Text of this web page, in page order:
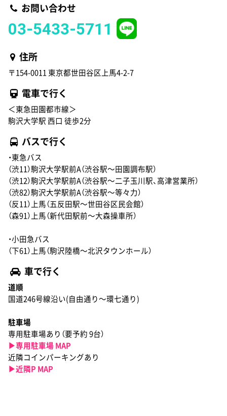
お問い合わせ
03-5433-5711
住所
〒154-0011 東京都世田谷区上馬4-2-7
電車で行く
＜東急田園都市線＞
駒沢大学駅 西口 徒歩2分
バスで行く
・東急バス
（渋11）駒沢大学駅前A（渋谷駅〜田園調布駅）
（渋12）駒沢大学駅前A（渋谷駅〜二子玉川駅、高津営業所）
（渋82）駒沢大学駅前A（渋谷駅〜等々力）
（反11）上馬（五反田駅〜世田谷区民会館）
（森91）上馬（新代田駅前〜大森操車所）
・小田急バス
（下61）上馬（駒沢陸橋〜北沢タウンホール）
車で行く
道順
国道246号線沿い(自由通り〜環七通り)
駐車場
専用駐車場あり（要予約 9台）
▶︎専用駐車場 MAP
近隣コインパーキングあり
▶︎近隣P MAP